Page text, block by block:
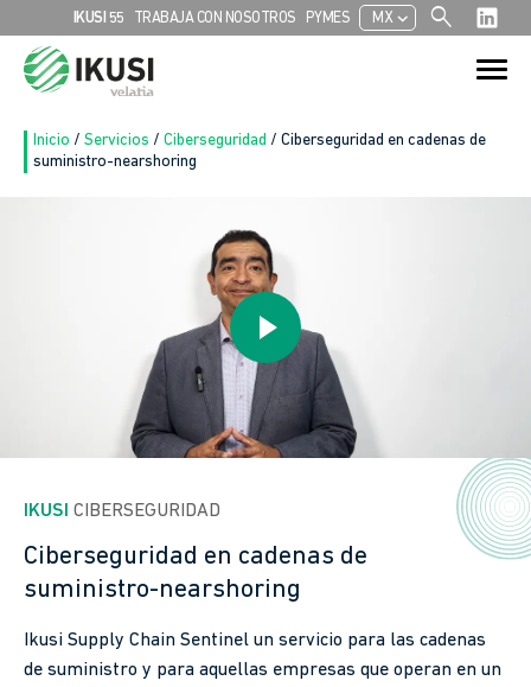
IKUSI 55 TRABAJA CON NOSOTROS PYMES MXchevron_left search
Search
for:
Search Button
Inicio / Servicios / Ciberseguridad / Ciberseguridad en cadenas de
suministro-nearshoring
IKUSI CIBERSEGURIDAD
Ciberseguridad en cadenas de
suministro-nearshoring
Ikusi Supply Chain Sentinel un servicio para las cadenas
de suministro y para aquellas empresas que operan en un